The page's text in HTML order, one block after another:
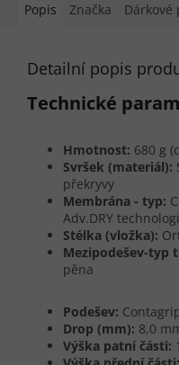
Popis Značka Dárkové
Detailní popis
Technické
Hmotnost: 680 g
Svršek (materiál):
překryvy
Membrána - typ:
Adv.DRY
Stélka (vložka):
Mezipodešev-typ
pěna
Podešev:
Drop (mm): 8,0
Výška patní části: